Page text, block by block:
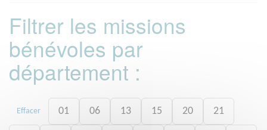
Filtrer les missions
bénévoles par
département :
Effacer 01 06 13 15 20 21